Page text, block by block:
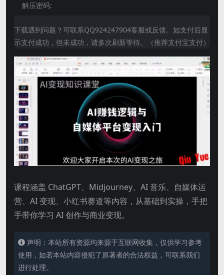
解压密码:
下载遇到问题？可联系QQ924247904客服或反馈。如支付后显
示支付成功，但未成功，请多次刷新等待。（推荐支付宝支付）
课程涵盖 ChatGPT、Midjourney、AI 音乐、自媒体运
营、AI 变现、小红书赛道等内容，从基础到实操，手把
手带你学习 AI 创作与商业变现。
声明：本站所有资源均来源于互联网收集，仅供学习参考
使用，如若本站内容侵犯了原著者的合法权益，可联系我们
进行处理。